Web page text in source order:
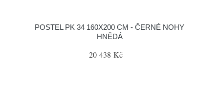
POSTEL PK 34 160X200 CM - ČERNÉ NOHY
HNĚDÁ
20 438 Kč